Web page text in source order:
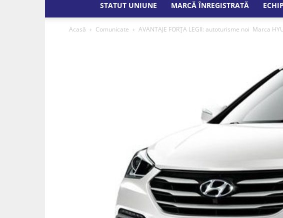
STATUT UNIUNE MARCĂ ÎNREGISTRATĂ
Acasă Comunicate AVANTAJE FORȚA LEGII: autoturisme noi Marca